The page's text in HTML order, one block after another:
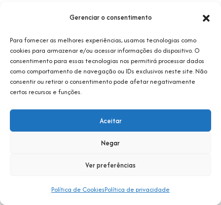
Gerenciar o consentimento
Para fornecer as melhores experiências, usamos tecnologias como
cookies para armazenar e/ou acessar informações do dispositivo. O
consentimento para essas tecnologias nos permitirá processar dados
como comportamento de navegação ou IDs exclusivos neste site. Não
consentir ou retirar o consentimento pode afetar negativamente
certos recursos e funções.
Aceitar
Negar
Ver preferências
Política de CookiesPolítica de privacidade
competentes da SBIS, pelo prazo necessário ou
legalmente aplicável.
A SBIS é apartidária e atua em prol do
desenvolvimento da Informática em Saúde, de
forma independente de partidos, candidatos,
ideologias, programas ou políticas de governo. É
vedada a utilização da Sociedade, de sua marca, de
seus canais, eventos, grupos, documentos ou
partidária ou promoção de interesses eleitorais,